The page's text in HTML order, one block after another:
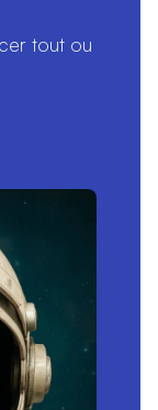
tout ou